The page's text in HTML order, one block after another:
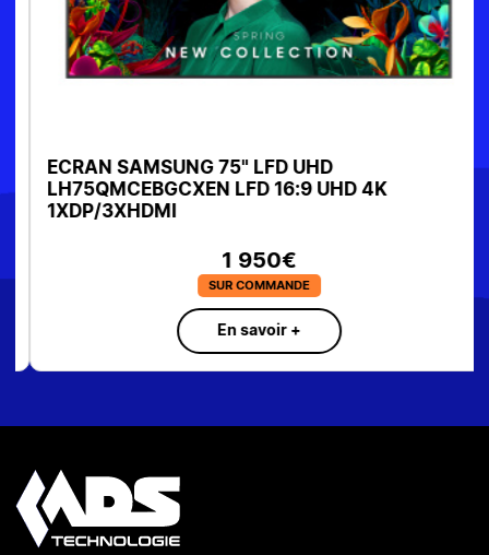
ECRAN SAMSUNG 75" LFD UHD
LH75QMCEBGCXEN LFD 16:9 UHD 4K
1XDP/3XHDMI
1 950€
SUR COMMANDE
En savoir +